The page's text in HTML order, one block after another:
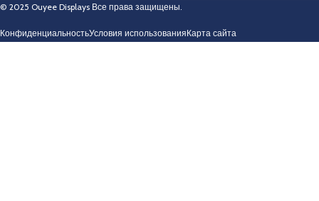
© 2025 Ouyee Displays Все права защищены.
КонфиденциальностьУсловия использованияКарта сайта